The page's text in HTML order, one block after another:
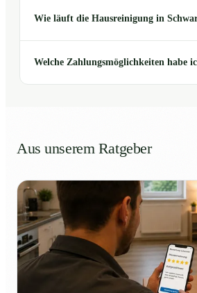
Wie läuft die Hausreinigung in
Welche Zahlungsmöglichkeiten habe
Aus unserem Ratgeber